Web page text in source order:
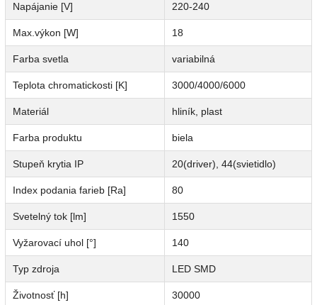
Napájanie [V] 220-240
Max.výkon [W] 18
Farba svetla variabilná
Teplota chromatickosti [K] 3000/4000/6000
Materiál hliník, plast
Farba produktu biela
Stupeň krytia IP 20(driver), 44(svietidlo)
Index podania farieb [Ra] 80
Svetelný tok [lm] 1550
Vyžarovací uhol [°] 140
Typ zdroja LED SMD
Životnosť [h] 30000